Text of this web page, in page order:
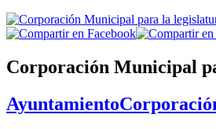
Corporación Municipal
Ayuntamiento